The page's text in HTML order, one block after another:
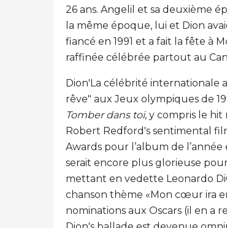
26 ans. Angelil et sa deuxième
la même époque, lui et Dion
fiancé en 1991 et a fait la fête à
raffinée célébrée partout au
Dion'La célébrité internationale
rêve" aux Jeux olympiques de
Tomber dans toi, y compris le hit
Robert Redford's sentimental
Awards pour l’album de
serait encore plus glorieuse
mettant en vedette Leonardo
chanson thème «Mon cœur ira
nominations aux Oscars (il en a